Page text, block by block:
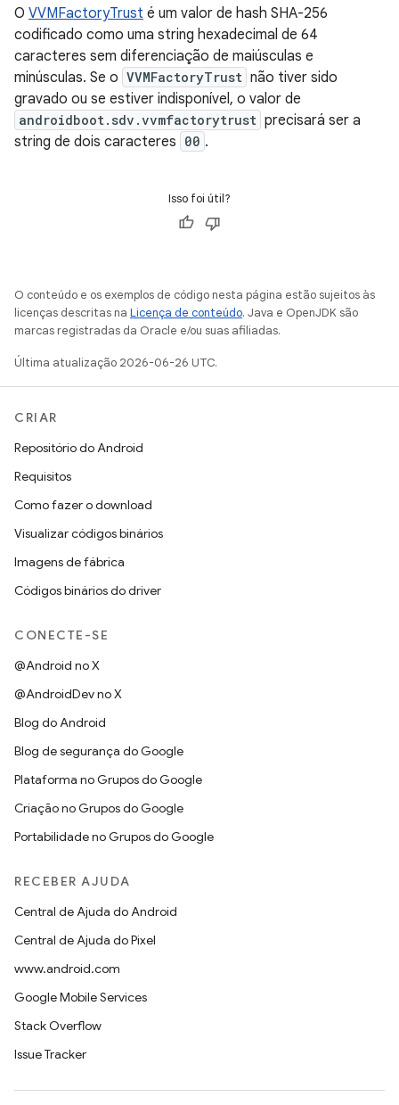
O VVMFactoryTrust é um valor de hash SHA-256
codificado como uma string hexadecimal de 64
caracteres sem diferenciação de maiúsculas e
minúsculas. Se o VVMFactoryTrust não tiver sido
gravado ou se estiver indisponível, o valor de
androidboot.sdv.vvmfactorytrust precisará ser a
string de dois caracteres 00 .
Isso foi útil?
O conteúdo e os exemplos de código nesta página estão sujeitos às
licenças descritas na Licença de conteúdo. Java e OpenJDK são
marcas registradas da Oracle e/ou suas afiliadas.
Última atualização 2026-06-26 UTC.
CRIAR
Repositório do Android
Requisitos
Como fazer o download
Visualizar códigos binários
Imagens de fábrica
Códigos binários do driver
CONECTE-SE
@Android no X
@AndroidDev no X
Blog do Android
Blog de segurança do Google
Plataforma no Grupos do Google
Criação no Grupos do Google
Portabilidade no Grupos do Google
RECEBER AJUDA
Central de Ajuda do Android
Central de Ajuda do Pixel
www.android.com
Google Mobile Services
Stack Overflow
Issue Tracker